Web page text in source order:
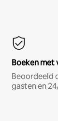
Boeken met
Beoordeeld
gasten en